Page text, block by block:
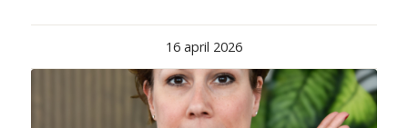
16 april 2026